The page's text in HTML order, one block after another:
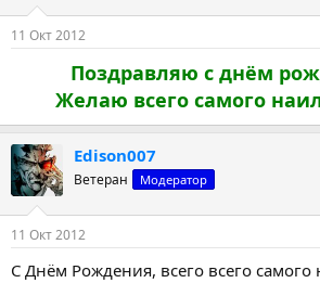
11 Окт 2012
Поздравляю с днём
Желаю всего самого
Edison007
Ветеран Модератор
11 Окт 2012
С Днём Рождения, всего всего самого